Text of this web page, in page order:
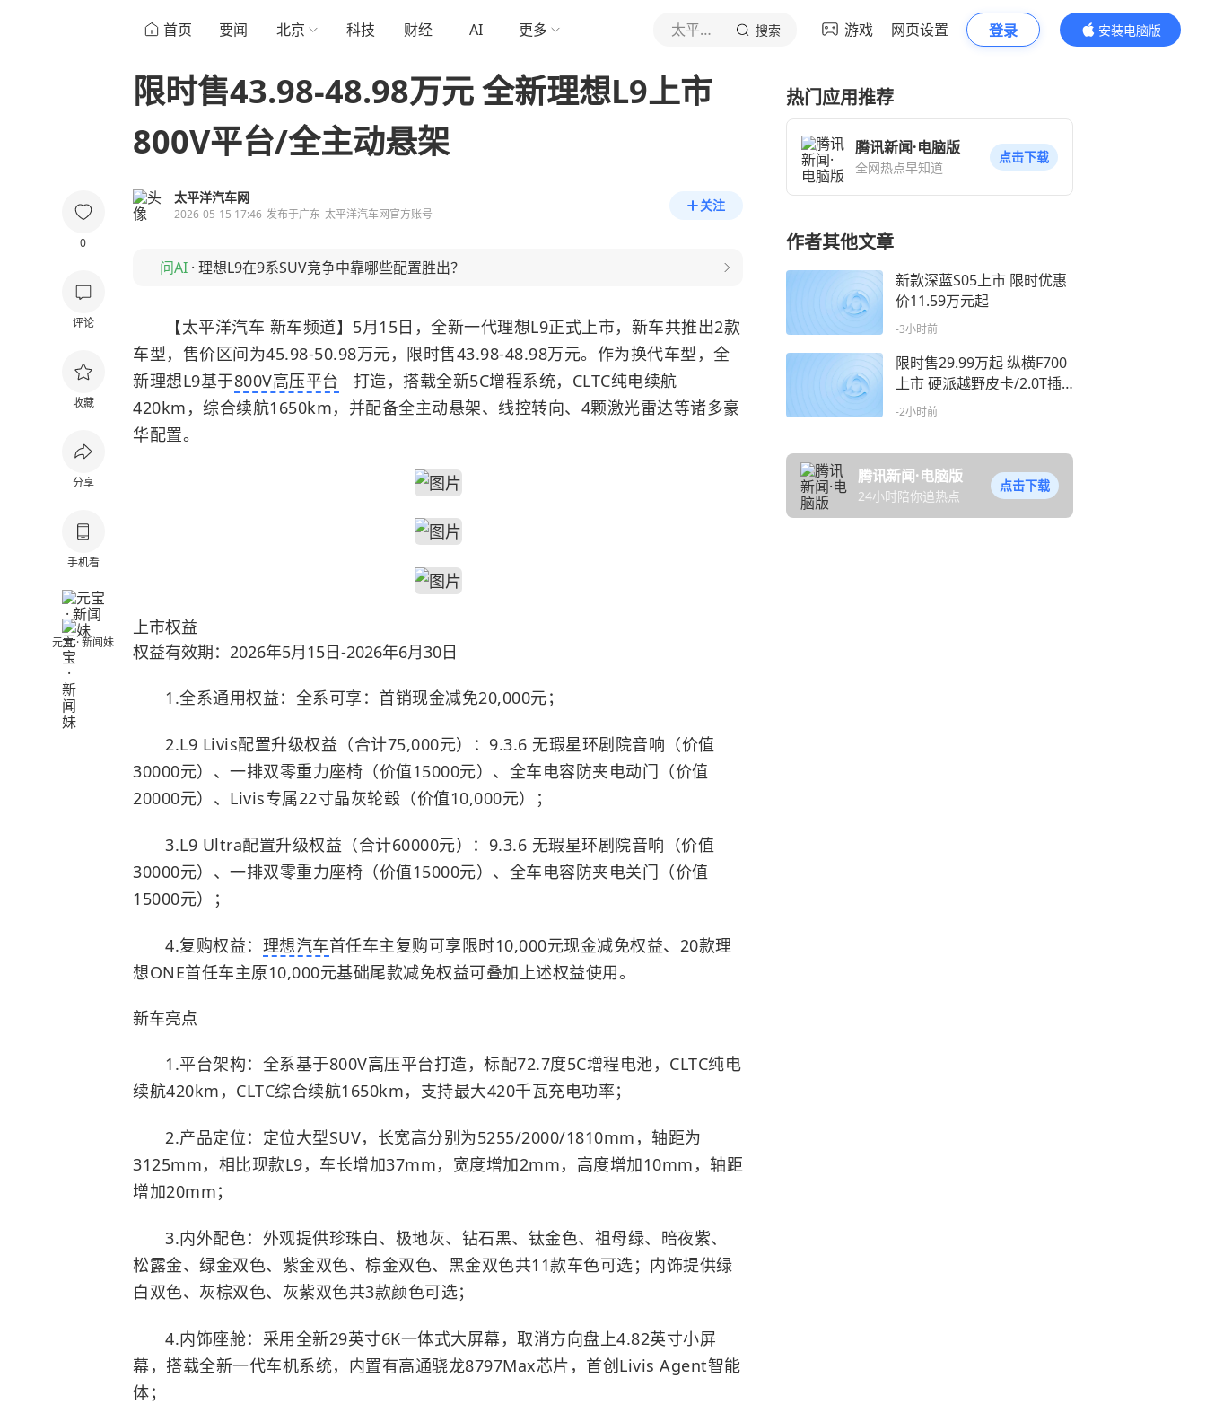
首页 要闻 北京 科技 财经 AI 更多 太平洋汽车网 搜索 游戏 网页设置 登录
安装电脑版
内容更精彩
0
评论
收藏
分享
手机看
元宝 · 新闻妹
限时售43.98-48.98万元 全新理想L9上市
800V平台/全主动悬架
太平洋汽车网
2026-05-15 17:46 发布于广东 太平洋汽车网官方账号
关注
问AI · 理想L9在9系SUV竞争中靠哪些配置胜出？
【太平洋汽车 新车频道】5月15日，全新一代理想L9正式上市，新车共推出2款
车型，售价区间为45.98-50.98万元，限时售43.98-48.98万元。作为换代车型，全
新理想L9基于800V高压平台
打造，搭载全新5C增程系统，CLTC纯电续航
420km，综合续航1650km，并配备全主动悬架、线控转向、4颗激光雷达等诸多豪
华配置。
上市权益
权益有效期：2026年5月15日-2026年6月30日
1.全系通用权益：全系可享：首销现金减免20,000元；
2.L9 Livis配置升级权益（合计75,000元）：9.3.6 无瑕星环剧院音响（价值
30000元）、一排双零重力座椅（价值15000元）、全车电容防夹电动门（价值
20000元）、Livis专属22寸晶灰轮毂（价值10,000元）；
3.L9 Ultra配置升级权益（合计60000元）：9.3.6 无瑕星环剧院音响（价值
30000元）、一排双零重力座椅（价值15000元）、全车电容防夹电关门（价值
15000元）；
4.复购权益： 理想汽车首任车主复购可享限时10,000元现金减免权益、20款理
想ONE首任车主原10,000元基础尾款减免权益可叠加上述权益使用。
新车亮点
1.平台架构：全系基于800V高压平台打造，标配72.7度5C增程电池，CLTC纯电
续航420km，CLTC综合续航1650km，支持最大420千瓦充电功率；
2.产品定位：定位大型SUV，长宽高分别为5255/2000/1810mm，轴距为
3125mm，相比现款L9，车长增加37mm，宽度增加2mm，高度增加10mm，轴距
增加20mm；
3.内外配色：外观提供珍珠白、极地灰、钻石黑、钛金色、祖母绿、暗夜紫、
松露金、绿金双色、紫金双色、棕金双色、黑金双色共11款车色可选；内饰提供绿
白双色、灰棕双色、灰紫双色共3款颜色可选；
4.内饰座舱：采用全新29英寸6K一体式大屏幕，取消方向盘上4.82英寸小屏
幕，搭载全新一代车机系统，内置有高通骁龙8797Max芯片，首创Livis Agent智能
体；
热门应用推荐
腾讯新闻·电脑版
全网热点早知道
点击下载
作者其他文章
新款深蓝S05上市 限时优惠
价11.59万元起
-3小时前
限时售29.99万起 纵横F700
上市 硬派越野皮卡/2.0T插
混/三把锁
-2小时前
腾讯新闻·电脑版
24小时陪你追热点
点击下载